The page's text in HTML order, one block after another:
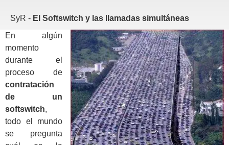
SyR - El Softswitch y las llamadas simultáneas
En algún
momento
durante el
proceso de
contratación
de un
softswitch,
todo el mundo
se pregunta